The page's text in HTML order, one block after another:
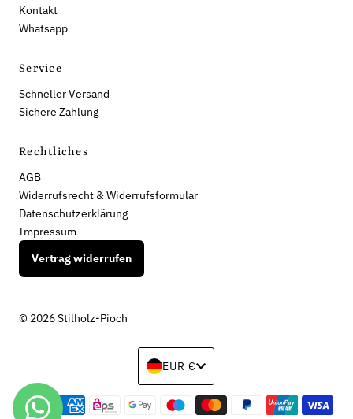
Kontakt
Whatsapp
Service
Schneller Versand
Sichere Zahlung
Rechtliches
AGB
Widerrufsrecht & Widerrufsformular
Datenschutzerklärung
Impressum
Vertrag widerrufen
© 2026 Stilholz-Pioch
Währung
EUR €